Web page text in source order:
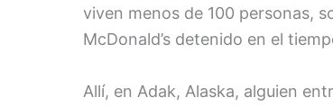
viven menos de 100 personas,
McDonald’s detenido en el
Allí, en Adak, Alaska, alguien